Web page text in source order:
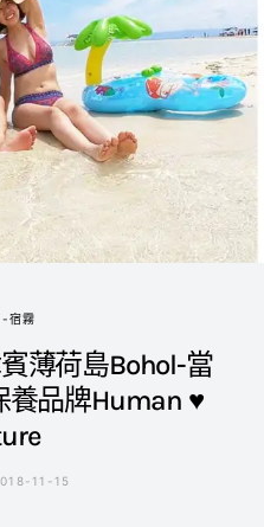
-宿霧
薄荷島Bohol-當
養品牌Human ♥
11-15